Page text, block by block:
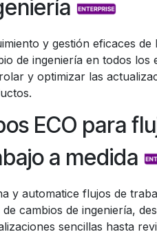
y gestión eficaces de
de ingeniería en todos los
y optimizar las
ECO para
a medida
y automatice flujos de
de cambios de ingeniería,
sencillas hasta